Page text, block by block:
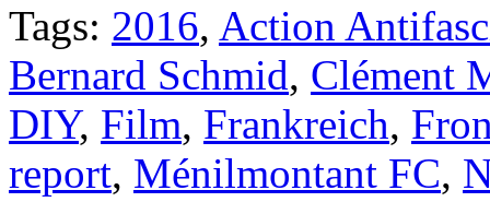
Tags: 2016, Action
Bernard Schmid, Clément
DIY, Film, Frankreich,
report, Ménilmontant FC,